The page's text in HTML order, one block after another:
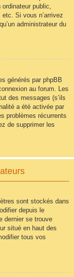
public,
Si vous n’arrivez
administrateur du
générés par phpBB
au forum. Les
des messages (s’ils
a été activée par
problèmes récurrents
de supprimer les
sont stockés dans
depuis le
dernier se trouve
situé en haut des
tous vos